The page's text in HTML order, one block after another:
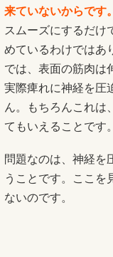
来ていないからです。
スムーズにするだけ
めているわけではあ
では、表面の筋肉は
実際痺れに神経を圧
ん。もちろんこれは
てもいえることです。
問題なのは、神経を
うことです。ここを
ないのです。